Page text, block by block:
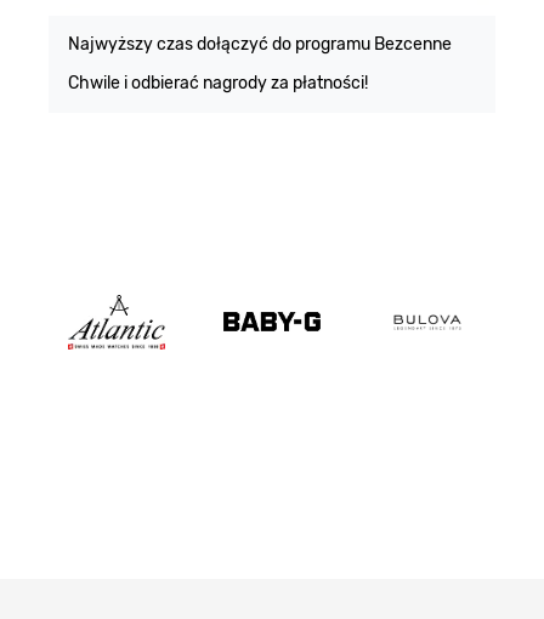
Najwyższy czas dołączyć do programu Bezcenne
Chwile i odbierać nagrody za płatności!